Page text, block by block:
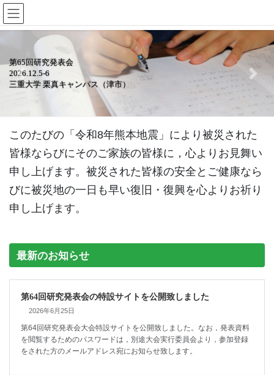
コ
ン
テ
ン
ナ
ビ
ゲ
ー
第65回研究発表会
2026.12.5-6
三重大学 栗真キャンパス（津市）
Previous Next
このたびの「令和8年熊本地震」により被災された
皆様ならびにそのご家族の皆様に，心よりお見舞い
申し上げます。被災された皆様の安全とご健康なら
びに被災地の一日も早い復旧・復興を心よりお祈り
申し上げます。
最新のお知らせ
第64回研究発表会の特設サイトを公開致しました
2026年6月25日
第64回研究発表会大会特設サイトを公開致しました。なお，発表資料
を閲覧するためのパスワードは，別途大会実行委員会より，参加登録
をされた方のメールアドレス宛にお知らせ致します。